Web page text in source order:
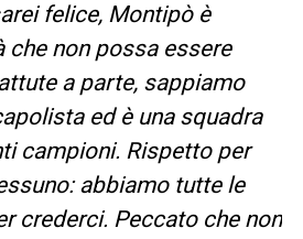
felice, Montipò è
che non possa essere
a parte, sappiamo
ed è una squadra
campioni. Rispetto per
abbiamo tutte le
crederci. Peccato che non